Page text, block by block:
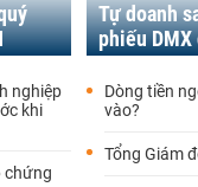
nghiệp
khi
chứng
Tự doanh
phiếu DMX
Dòng tiền
vào?
Tổng Giám